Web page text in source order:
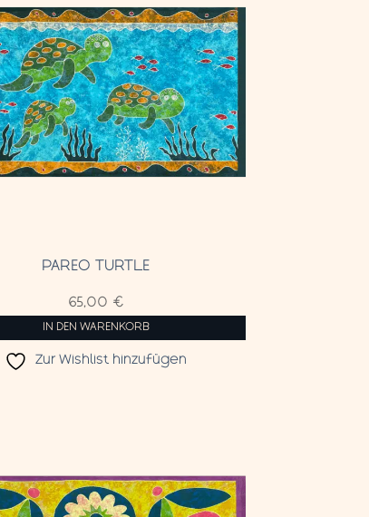
PAREO TURTLE
65,00 €
IN DEN WARENKORB
Zur Wishlist hinzufügen